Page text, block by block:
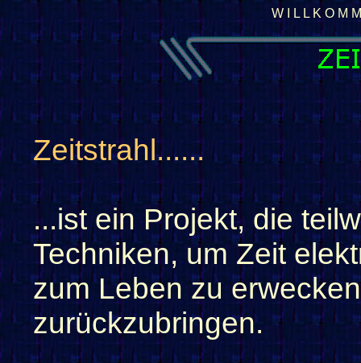
W I L L K O M
Zeitstrahl......
...ist ein Projekt, die
Techniken, um Zeit
zum Leben zu
zurückzubringen.